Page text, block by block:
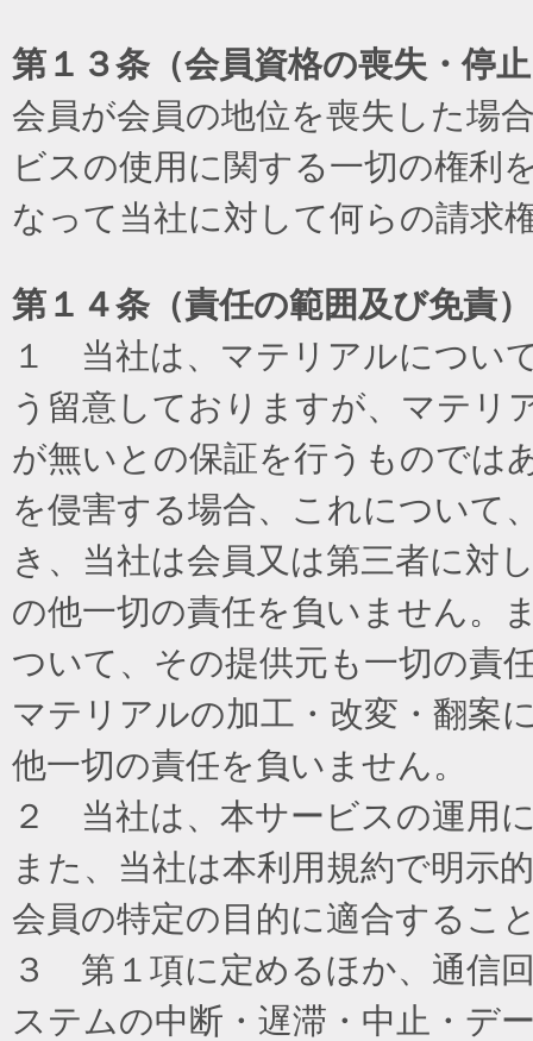
第１３条（会員資格の喪失・停
会員が会員の地位を喪失した場
ビスの使用に関する一切の権利
なって当社に対して何らの請求
第１４条（責任の範囲及び免責）
１ 当社は、マテリアルについ
う留意しておりますが、マテリ
が無いとの保証を行うものでは
を侵害する場合、これについて
き、当社は会員又は第三者に対
の他一切の責任を負いません。
ついて、その提供元も一切の責
マテリアルの加工・改変・翻案
他一切の責任を負いません。
２ 当社は、本サービスの運用
また、当社は本利用規約で明示
会員の特定の目的に適合するこ
３ 第１項に定めるほか、通信
ステムの中断・遅滞・中止・デ